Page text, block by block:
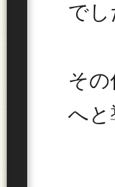
でし
そ
へと